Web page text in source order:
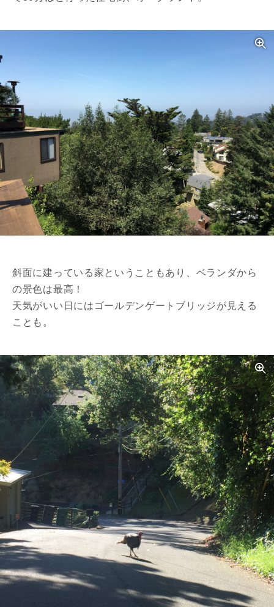
斜面に建っている家ということもあり、ベランダから
の景色は最高！
天気がいい日にはゴールデンゲートブリッジが見える
ことも。